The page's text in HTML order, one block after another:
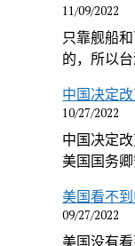
11/09/2022
只靠舰船
的，所以
中国决定
10/27/2022
中国决定
美国国务
美国看不
09/27/2022
美国没有